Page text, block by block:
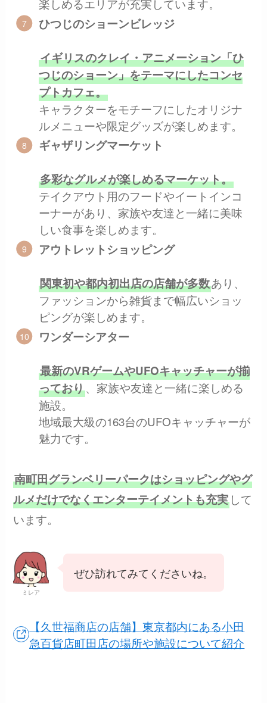
楽しめるエリアが充実しています。
ひつじのショーンビレッジ
イギリスのクレイ・アニメーション「ひ
つじのショーン」をテーマにしたコンセ
プトカフェ。
キャラクターをモチーフにしたオリジナ
ルメニューや限定グッズが楽しめます。
ギャザリングマーケット
多彩なグルメが楽しめるマーケット。
テイクアウト用のフードやイートインコ
ーナーがあり、家族や友達と一緒に美味
しい食事を楽しめます。
アウトレットショッピング
関東初や都内初出店の店舗が多数あり、
ファッションから雑貨まで幅広いショッ
ピングが楽しめます。
ワンダーシアター
最新のVRゲームやUFOキャッチャーが揃
っており、家族や友達と一緒に楽しめる
施設。
地域最大級の163台のUFOキャッチャーが
魅力です。
南町田グランベリーパークはショッピングやグ
ルメだけでなくエンターテイメントも充実 して
います。
ミレア
ぜひ訪れてみてくださいね。
【久世福商店の店舗】東京都内にある小田
急百貨店町田店の場所や施設について紹介